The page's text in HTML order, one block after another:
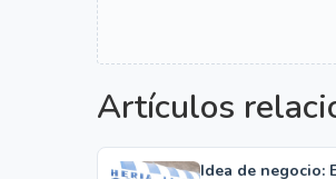
Artículos
Idea de negocio: